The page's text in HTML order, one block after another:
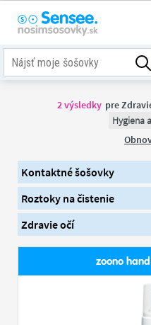
2výsledky pre
Hygiena
Kontaktné šošovky
Roztoky na čistenie
Zdravie očí
zoono